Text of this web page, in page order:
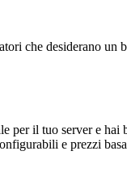
che desiderano
per il tuo server e
e prezzi